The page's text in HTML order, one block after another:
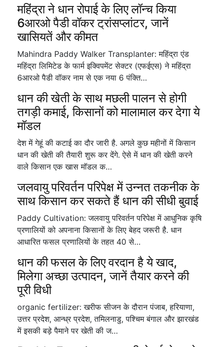
महिंद्रा ने धान रोपाई के लिए लॉन्च किया
6आरओ पैडी वॉकर ट्रांसप्लांटर, जानें
खासियतें और कीमत
Mahindra Paddy Walker Transplanter: महिंद्रा एंड
महिंद्रा लिमिटेड के फार्म इक्विपमेंट सेक्टर (एफईएस) ने महिंद्रा
6आरओ पैडी वॉकर नाम से एक नया 6 पंक्ति…
धान की खेती के साथ मछली पालन से होगी
तगड़ी कमाई, किसानों को मालामाल कर देगा ये
मॉडल
देश में गेहूं की कटाई का दौर जारी है. अगले कुछ महीनों में किसान
धान की खेती की तैयारी शुरू कर देंगे. ऐसे में धान की खेती करने
वाले किसान एक खास मॉडल क…
जलवायु परिवर्तन परिपेक्ष में उन्नत तकनीक के
साथ किसान कर सकते हैं धान की सीधी बुवाई
Paddy Cultivation: जलवायु परिवर्तन परिपेक्ष में आधुनिक कृषि
प्रणालियों को अपनाना किसानों के लिए बेहद जरूरी है. धान
आधारित फसल प्रणालियों के तहत 40 से…
धान की फसल के लिए वरदान है ये खाद,
मिलेगा अच्छा उत्पादन, जानें तैयार करने की
पूरी विधी
organic fertilizer: खरीफ सीजन के दौरान पंजाब, हरियाणा,
उत्तर प्रदेश, आन्ध्र प्रदेश, तमिलनाडु, पश्चिम बंगाल और झारखंड
में इसकी बड़े पैमाने पर खेती की ज…